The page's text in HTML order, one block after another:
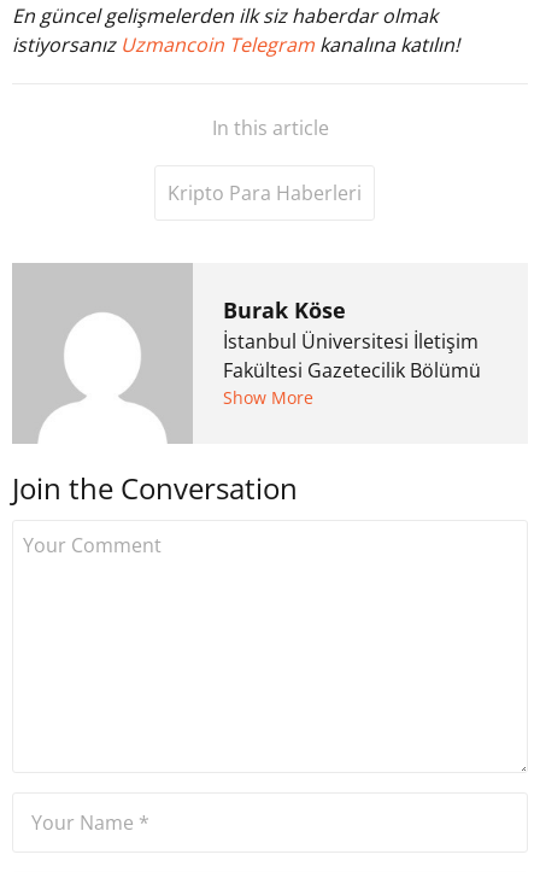
En güncel gelişmelerden ilk siz haberdar olmak
istiyorsanız Uzmancoin Telegram kanalına katılın!
In this article
Kripto Para Haberleri
Burak Köse
İstanbul Üniversitesi İletişim
Fakültesi Gazetecilik Bölümü
mezunu. 6 yıl ana akım
kurdu. 2017'nin Mayıs ayından
Show More
Join the Conversation